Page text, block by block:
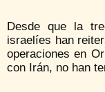
Desde que la
israelíes han
operaciones en
con Irán, no han